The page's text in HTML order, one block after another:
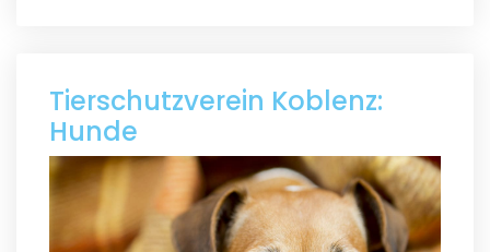
Tierschutzverein Koblenz:
Hunde